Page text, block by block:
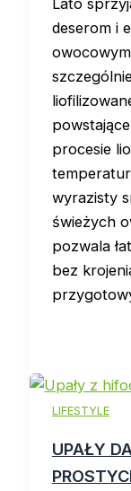
deserom i
procesie
wyrazisty
świeżych
pozwala
bez
LIFESTYLE
UPAŁY